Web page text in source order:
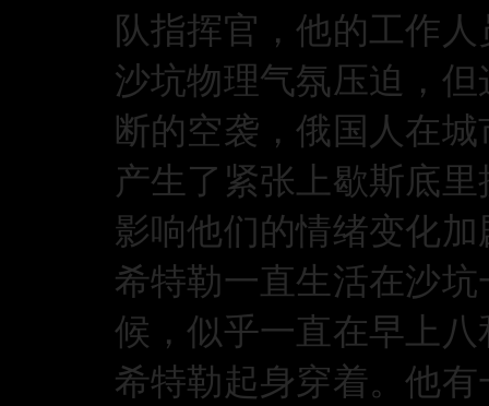
队指挥官，他的工作人
沙坑物理气氛压迫，
断的空袭，俄国人在
产生了紧张上歇斯底
影响他们的情绪变化
希特勒一直生活在沙
候，似乎一直在早上
希特勒起身穿着。他